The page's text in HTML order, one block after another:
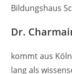
Bildungshaus
Dr.
kommt aus
lang als